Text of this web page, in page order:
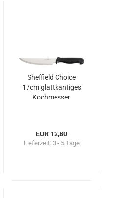
Sheffield Choice
17cm glattkantiges
Kochmesser
EUR 12,80
Lieferzeit: 3 - 5 Tage